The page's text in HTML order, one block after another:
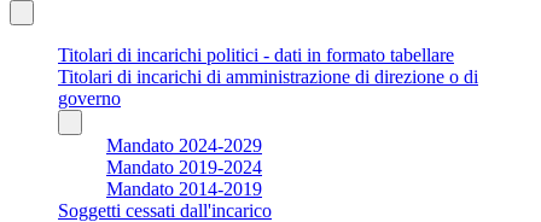
Titolari di incarichi politici - dati in formato tabellare
Titolari di incarichi di amministrazione di direzione o di
governo
Mandato 2024-2029
Mandato 2019-2024
Mandato 2014-2019
Soggetti cessati dall'incarico